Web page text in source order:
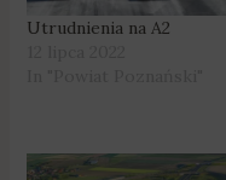
Utrudnienia na A2